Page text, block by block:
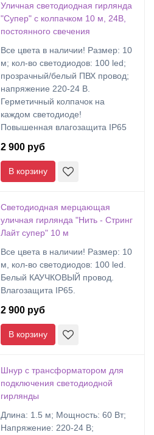
Уличная светодиодная гирлянда
"Супер" с колпачком 10 м, 24В,
постоянного свечения
Все цвета в наличии! Размер: 10
м; кол-во светодиодов: 100 led;
прозрачный/белый ПВХ провод;
напряжение 220-24 В.
Герметичный колпачок на
каждом светодиоде!
Повышенная влагозащита IP65
2 900 руб
В корзину
Светодиодная мерцающая
уличная гирлянда "Нить - Стринг
Лайт супер" 10 м
Все цвета в наличии! Размер: 10
м, кол-во светодиодов: 100 led.
Белый КАУЧКОВЫЙ провод.
Влагозащита IP65.
2 900 руб
В корзину
Шнур с трансформатором для
подключения светодиодной
гирлянды
Длина: 1.5 м; Мощность: 60 Вт;
Напряжение: 220-24 В;